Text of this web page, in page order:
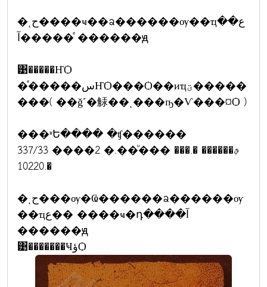
�ͺح����ҹ��ᨡ������ѹ��ҵع��
�ͤ����آ ������ԭ
͹�����ҤѺ
�ͤ�����سҤѺ���Ѻ��иҵؾ�����
���( ��ǧ˹�觨��ͺ���ҧ�Ѵ���¤Ѻ )
���ʶԵ���� �ʧ������
337/33 ����2 �.��ͧ��� ࢵ������ �.���
�.10220
�ͺح���ѹ�Ҩ������ᨡ������ѹ
��ҵع�� ����ҹ�դ����آ
������ԭ
͹�������ҸؤѺ